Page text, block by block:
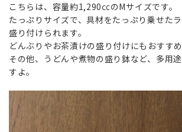
こちらは、容量約1,290㏄のMサイズです。
たっぷりサイズで、具材をたっぷり乗せた
盛り付けられます。
どんぶりやお茶漬けの盛り付けにもおすすめ
その他、うどんや煮物の盛り鉢など、多用
すよ。